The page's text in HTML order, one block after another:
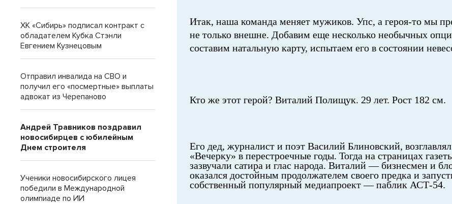
Итак, наша команда меняет мужиков. Упс, а героя-то мы
не только внешне. Добавим еще несколько необычных
составим натальную карту, испытаем его в состоянии
Кто же этот герой?Виталий Полищук. 29 лет. Рост 182 см.
Его дед, журналист и поэт Василий Блиновский,
«Вечерку» в перестроечные годы. Тогда на страницах
зазвучали сатира и глас народа. Виталий — бизнесмен и
оказался достойным продолжателем своего предка и
собственный популярный медиапроект — паблик АСТ-54.
ХК «Сибирь» подписал контракт с
обладателем Кубка Стэнли
Евгением Кузнецовым
Отправил инвалида на СВО и
получил его «посмертные» выплаты
адвокат из Черепаново
Андрей Травников поздравил
новосибирцев с юбилейным
Днем строителя
Ученики новосибирского лицея
победили в Международной
олимпиаде по ИИ